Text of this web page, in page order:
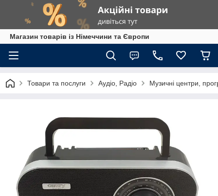
Магазин товарів із Німеччини та Європи
Товари та послуги Аудіо, Радіо Музичні центри,